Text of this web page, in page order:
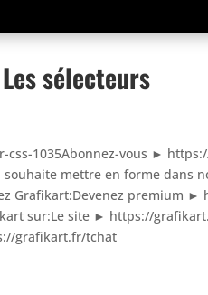
sélecteurs
1035Abonnez-vous ►
mettre en forme dans
Grafikart:Devenez premium
sur:Le site ► https://
grafikart.fr/tchat